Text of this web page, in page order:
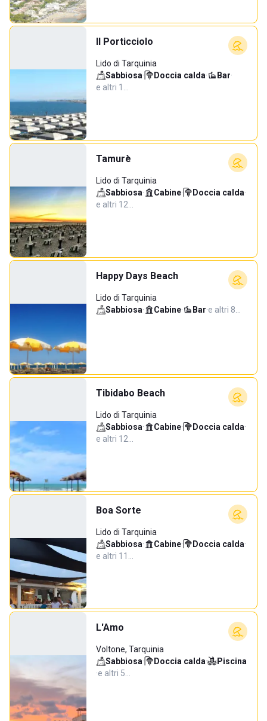
Il Porticciolo
Lido di Tarquinia
Sabbiosa· Doccia calda· Bar·
e altri 1…
Tamurè
Lido di Tarquinia
Sabbiosa· Cabine· Doccia calda·
e altri 12…
Happy Days Beach
Lido di Tarquinia
Sabbiosa· Cabine· Bar·e altri 8…
Tibidabo Beach
Lido di Tarquinia
Sabbiosa· Cabine· Doccia calda·
e altri 12…
Boa Sorte
Lido di Tarquinia
Sabbiosa· Cabine· Doccia calda·
e altri 11…
L'Amo
Voltone, Tarquinia
Sabbiosa· Doccia calda·
Piscina
·e altri 5…